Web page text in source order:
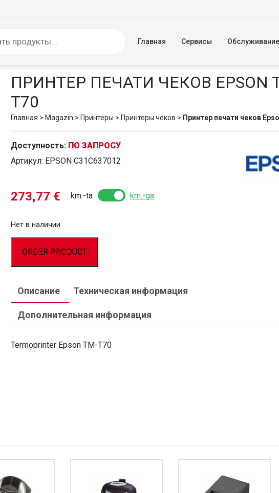
Главная Сервисы Обслуживание
ПРИНТЕР ПЕЧАТИ ЧЕКОВ EPSON
T70
Главная > Magazin > Принтеры > Принтеры чеков > Принтер печати чеков
Доступность: ПО ЗАПРОСУ
Артикул: EPSON C31C637012
273,77 € km.-ta km.-ga
Нет в наличии
ORDER PRODUCT
Описание Техническая информация
Дополнительная информация
Termoprinter Epson TM-T70